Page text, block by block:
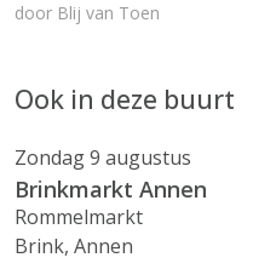
door Blij van Toen
Ook in deze buurt
Zondag 9 augustus
Brinkmarkt Annen
Rommelmarkt
Brink, Annen